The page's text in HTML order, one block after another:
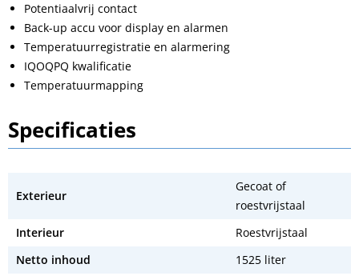
Potentiaalvrij contact
Back-up accu voor display en alarmen
Temperatuurregistratie en alarmering
IQOQPQ kwalificatie
Temperatuurmapping
Specificaties
Exterieur
Gecoat of
roestvrijstaal
Interieur
Roestvrijstaal
Netto inhoud
1525 liter